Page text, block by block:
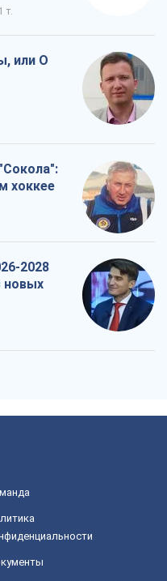
т.
или О
хоккее
2028
новых